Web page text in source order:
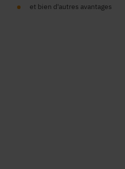
et bien d'autres avantages